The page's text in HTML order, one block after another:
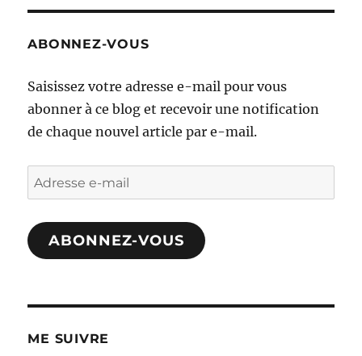
ABONNEZ-VOUS
Saisissez votre adresse e-mail pour vous
abonner à ce blog et recevoir une notification
de chaque nouvel article par e-mail.
Adresse
e-
mail
ABONNEZ-VOUS
ME SUIVRE